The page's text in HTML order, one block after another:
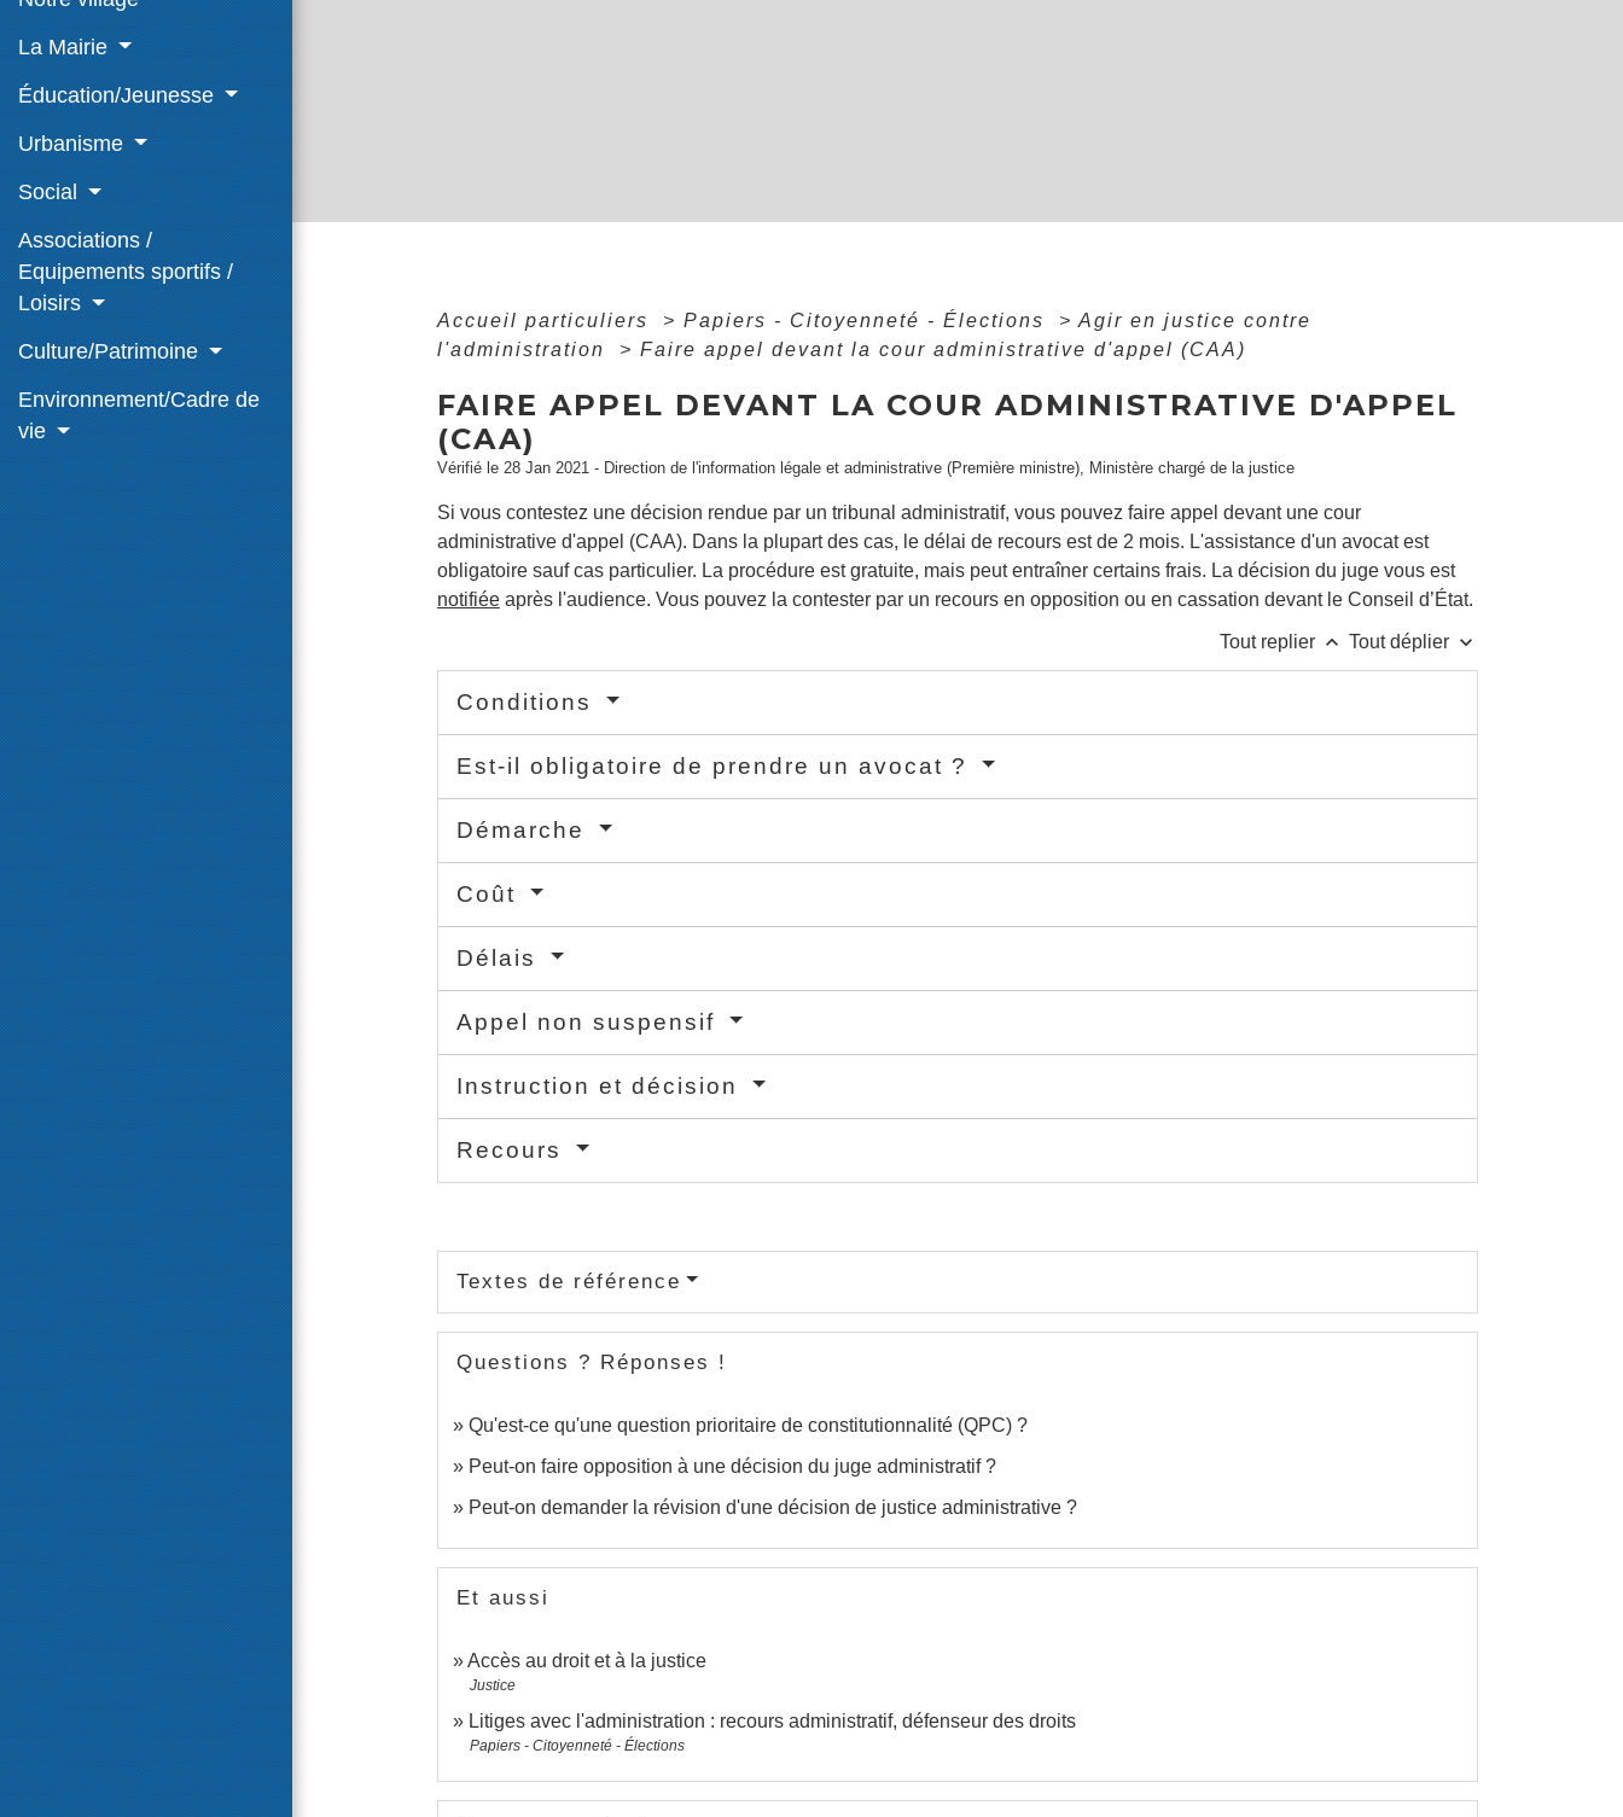
La Mairie
Éducation/Jeunesse
Urbanisme
Social
Associations /
Equipements sportifs /
Loisirs
Culture/Patrimoine
Environnement/Cadre de
vie
Accueil particuliers > Papiers - Citoyenneté - Élections > Agir en justice contre
l'administration
> Faire appel devant la cour administrative d'appel (CAA)
FAIRE APPEL DEVANT LA COUR ADMINISTRATIVE D'APPEL
(CAA)
Vérifié le 28 Jan 2021 - Direction de l'information légale et administrative (Première ministre), Ministère chargé de la justice
Si vous contestez une décision rendue par un tribunal administratif, vous pouvez faire appel devant une cour
administrative d'appel (CAA). Dans la plupart des cas, le délai de recours est de 2 mois. L'assistance d'un avocat est
obligatoire sauf cas particulier. La procédure est gratuite, mais peut entraîner certains frais. La décision du juge vous est
notifiéeaprès l'audience. Vous pouvez la contester par un recours en opposition ou en cassation devant le Conseil d’État.
Tout replier keyboard_arrow_up Tout déplier keyboard_arrow_down
Conditions
Est-il obligatoire de prendre un avocat ?
Démarche
Coût
Délais
Appel non suspensif
Instruction et décision
Recours
Textes de référence
Questions ? Réponses !
Qu'est-ce qu'une question prioritaire de constitutionnalité (QPC) ?
Peut-on faire opposition à une décision du juge administratif ?
Peut-on demander la révision d'une décision de justice administrative ?
Et aussi
Accès au droit et à la justice
Justice
Litiges avec l'administration : recours administratif, défenseur des droits
Papiers - Citoyenneté - Élections